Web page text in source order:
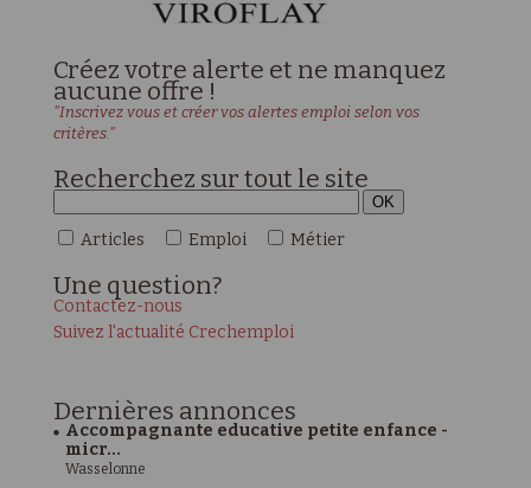
Créez votre alerte et ne manquez
aucune offre !
"Inscrivez vous et créer vos alertes emploi selon vos
critères."
Recherchez sur tout le site
Articles Emploi Métier
Une question?
Contactez-nous
Suivez l'actualité Crechemploi
Dernières annonces
Accompagnante educative petite enfance -
micr...
Wasselonne